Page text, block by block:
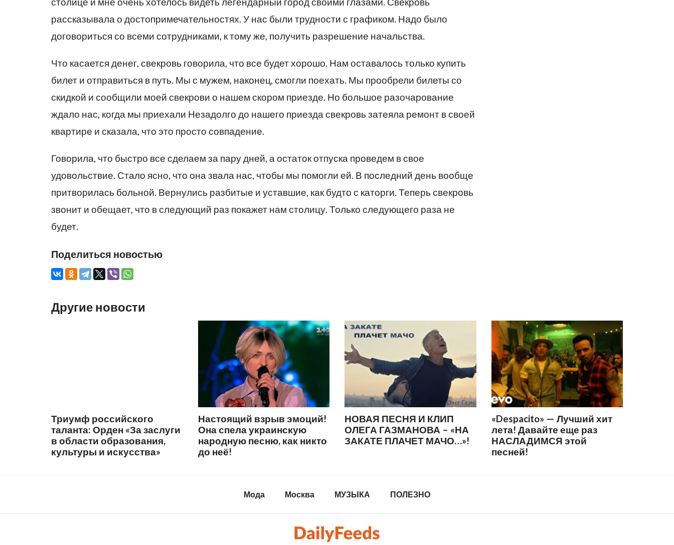
рассказывала о достопримечательностях. У нас были трудности с графиком. Надо было
договориться со всеми сотрудниками, к тому же, получить разрешение начальства.
Что касается денег, свекровь говорила, что все будет хорошо. Нам оставалось только купить
билет и отправиться в путь. Мы с мужем, наконец, смогли поехать. Мы прообрели билеты со
скидкой и сообщили моей свекрови о нашем скором приезде. Но большое разочарование
ждало нас, когда мы приехали Незадолго до нашего приезда свекровь затеяла ремонт в своей
квартире и сказала, что это просто совпадение.
Говорила, что быстро все сделаем за пару дней, а остаток отпуска проведем в свое
удовольствие. Стало ясно, что она звала нас, чтобы мы помогли ей. В последний день вообще
притворилась больной. Вернулись разбитые и уставшие, как будто с каторги. Теперь свекровь
звонит и обещает, что в следующий раз покажет нам столицу. Только следующего раза не
будет.
Поделиться новостью
Другие новости
Триумф российского
таланта: Орден «За заслуги
в области образования,
культуры и искусства»
Настоящий взрыв эмоций!
Она спела украинскую
народную песню, как никто
до неё!
НОВАЯ ПЕСНЯ И КЛИП
ОЛЕГА ГАЗМАНОВА – «НА
ЗАКАТЕ ПЛАЧЕТ МАЧО…»!
«Despacito» — Лучший хит
лета! Давайте еще раз
НАСЛАДИМСЯ этой
песней!
Мода Москва МУЗЫКА ПОЛЕЗНО